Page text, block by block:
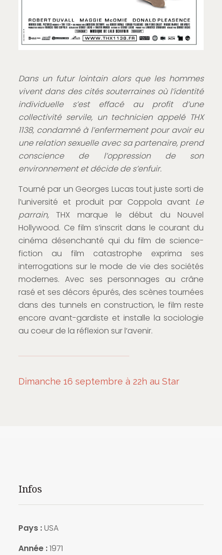
Dans un futur lointain alors que les hommes
vivent dans des cités souterraines où l’identité
individuelle s’est effacé au profit d’une
collectivité servile, un technicien appelé THX
1138, condamné à l’enfermement pour avoir eu
une relation sexuelle avec sa partenaire, prend
conscience de l’oppression de son
environnement et décide de s’enfuir.
Tourné par un Georges Lucas tout juste sorti de
l’université et produit par Coppola avant Le
parrain,THX marque le début du Nouvel
Hollywood. Ce film s’inscrit dans le courant du
cinéma désenchanté qui du film de science-
fiction au film catastrophe exprima ses
interrogations sur le mode de vie des sociétés
modernes. Avec ses personnages au crâne
rasé et ses décors épurés, des scènes tournées
dans des tunnels en construction, le film reste
encore avant-gardiste et installe la sociologie
au coeur de la réflexion sur l’avenir.
Dimanche 16 septembre à 22h au Star
Infos
Pays :USA
Année :1971